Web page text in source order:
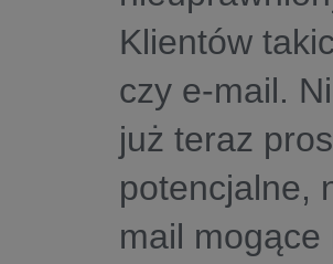
Klientów
czy e-mail.
już teraz
potencjalne,
mail mogące